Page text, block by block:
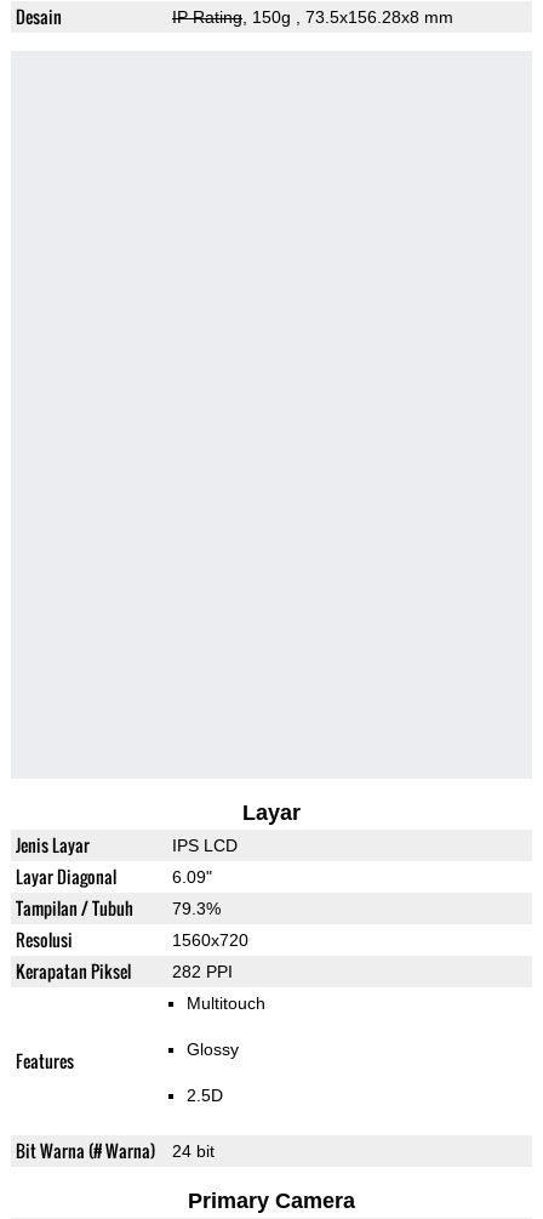
Desain IP Rating, 150g , 73.5x156.28x8 mm
Layar
Jenis Layar IPS LCD
Layar Diagonal 6.09"
Tampilan / Tubuh 79.3%
Resolusi 1560x720
Kerapatan Piksel 282 PPI
Features
Multitouch
Glossy
2.5D
Bit Warna (# Warna) 24 bit
Primary Camera